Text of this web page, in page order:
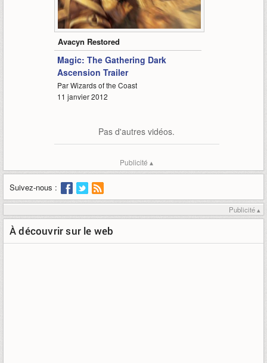
1:33
Avacyn Restored
Magic: The Gathering Dark
Ascension Trailer
Par Wizards of the Coast
11 janvier 2012
Pas d'autres vidéos.
Publicité ▴
Suivez-nous :
Publicité ▴
À découvrir sur le web